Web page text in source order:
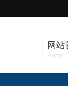
网站
Home